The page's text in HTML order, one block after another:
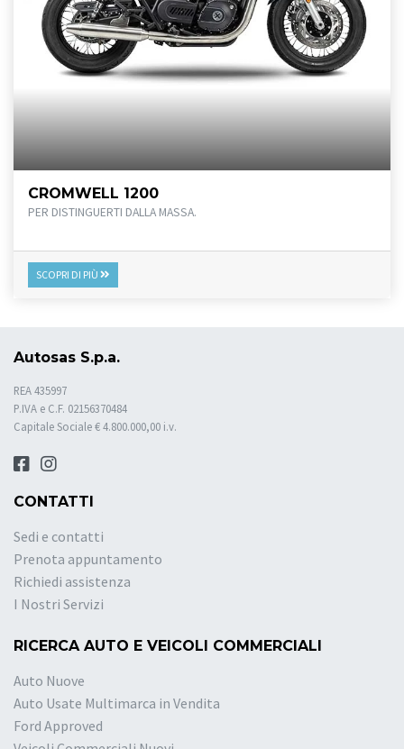
CROMWELL 1200
PER DISTINGUERTI DALLA MASSA.
SCOPRI DI PIÙ
Autosas S.p.a.
REA 435997
P.IVA e C.F. 02156370484
Capitale Sociale € 4.800.000,00 i.v.
CONTATTI
Sedi e contatti
Prenota appuntamento
Richiedi assistenza
I Nostri Servizi
RICERCA AUTO E VEICOLI COMMERCIALI
Auto Nuove
Auto Usate Multimarca in Vendita
Ford Approved